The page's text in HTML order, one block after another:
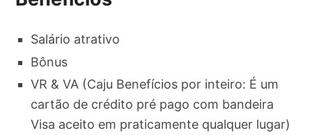
Salário atrativo
Bônus
VR & VA (Caju Benefícios por inteiro: É um
cartão de crédito pré pago com bandeira
Visa aceito em praticamente qualquer lugar)